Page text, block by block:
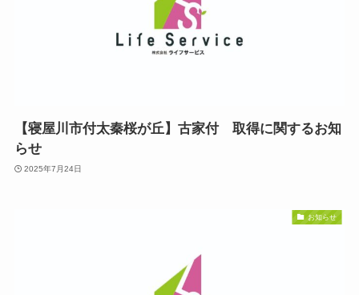
【寝屋川市付太秦桜が丘】古家付 取得に関するお知
らせ
2025年7月24日
お知らせ